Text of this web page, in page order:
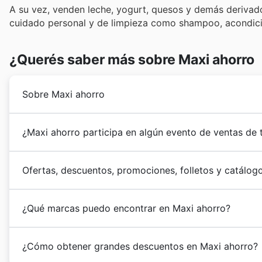
A su vez, venden leche, yogurt, quesos y demás
cuidado personal y de limpieza como shampoo,
¿Querés saber más sobre Maxi ahorro
Sobre Maxi ahorro
supermercados mayoristas peruanas. La
importantes grupos empresarios: Mayorsa y SMU.
En la actualidadMaxiAhorrocuenta con un total de
Chorrillos, Lince, La Victoria, San Juan de
¿Maxi ahorro participa en algún evento de ventas de
los mejoresdescuentos semanalesa sus clientes en
con rebajas especiales para festividades como
"Verano con Ahorros", "Vuelta a Clases", "Feriado
atento a las ofertas de Halloween, Black Friday y
sabiendo incluso sushorarios de atencióny
Ofertas, descuentos, promociones, folletos y
pertenece a los grupos Mayorsa y SMU.
¿Qué marcas puedo encontrar en Maxi ahorro?
Suave, Cocinero, Ideal, Sao, Tondero, Hoja
¿Cómo obtener grandes descuentos en Maxi ahorro?